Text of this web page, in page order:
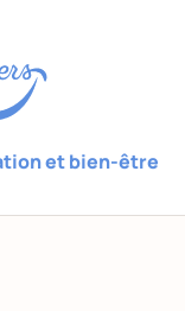
et bien-être